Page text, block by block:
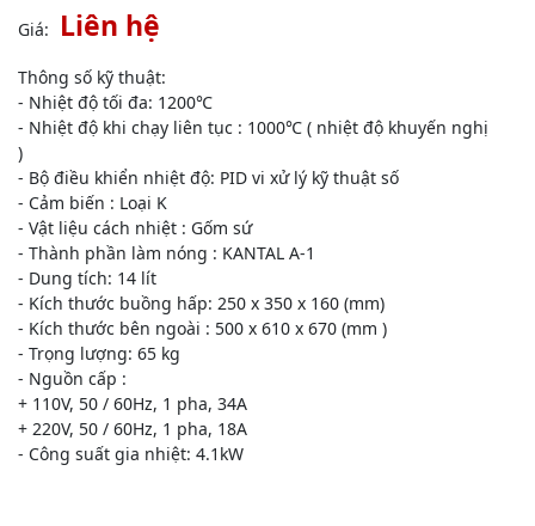
Giá: Liên hệ
Thông số kỹ thuật:
- Nhiệt độ tối đa: 1200℃
- Nhiệt độ khi chạy liên tục : 1000℃ ( nhiệt độ khuyến nghị
)
- Bộ điều khiển nhiệt độ: PID vi xử lý kỹ thuật số
- Cảm biến : Loại K
- Vật liệu cách nhiệt : Gốm sứ
- Thành phần làm nóng : KANTAL A-1
- Dung tích: 14 lít
- Kích thước buồng hấp: 250 x 350 x 160 (mm)
- Kích thước bên ngoài : 500 x 610 x 670 (mm )
- Trọng lượng: 65 kg
- Nguồn cấp :
+ 110V, 50 / 60Hz, 1 pha, 34A
+ 220V, 50 / 60Hz, 1 pha, 18A
- Công suất gia nhiệt: 4.1kW